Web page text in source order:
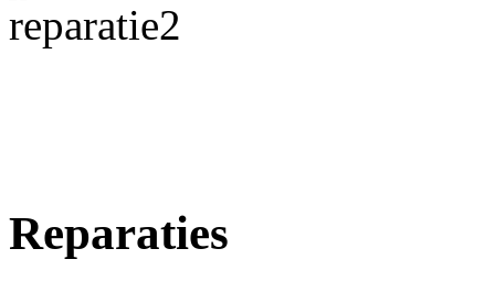
Reparaties